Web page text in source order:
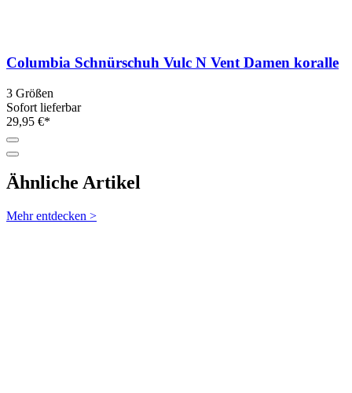
Columbia Schnürschuh Vulc N Vent Damen koralle
3 Größen
Sofort lieferbar
29,95 €*
Ähnliche Artikel
Mehr entdecken >